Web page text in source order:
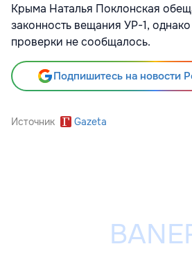
Крыма Наталья Поклонская
законность вещания УР-1, однако
проверки не сообщалось.
Подпишитесь на новости
Источник Gazeta